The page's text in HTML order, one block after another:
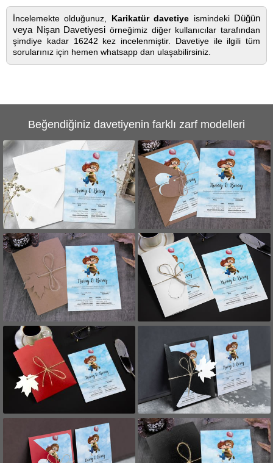
İncelemekte olduğunuz, Karikatür davetiye ismindeki Düğün
veya Nişan Davetiyesi örneğimiz diğer kullanıcılar tarafından
şimdiye kadar 16242 kez incelenmiştir. Davetiye ile ilgili tüm
sorularınız için hemen whatsapp dan ulaşabilirsiniz.
Beğendiğiniz davetiyenin farklı zarf modelleri